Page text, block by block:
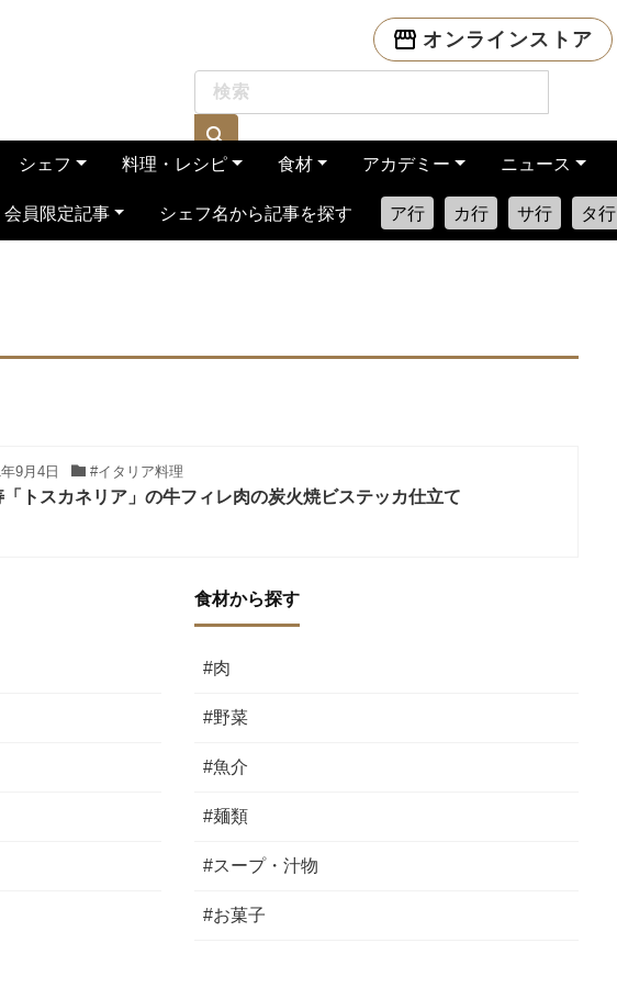
オンラインストア
シェフ 料理・レシピ 食材 アカデミー ニュース
会員限定記事 シェフ名から記事を探す ア行 カ行 サ行 タ行
9月4日 #イタリア料理
「トスカネリア」の牛フィレ肉の炭火焼ビステッカ仕立て
食材から探す
#肉
#野菜
#魚介
#麺類
#スープ・汁物
#お菓子